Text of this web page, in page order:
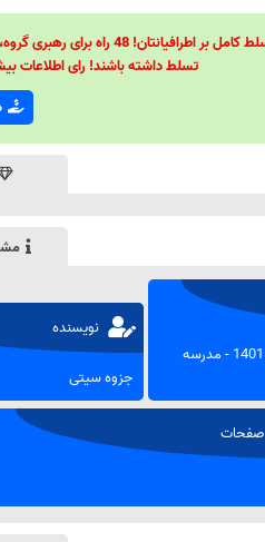
تسلط داشته باشند! رای اطلاعات
نمونه سوال امتحانی جغرافیا 1 - دی 1401 - مدرسه
نویسنده
جزوه سیتی
صفحات